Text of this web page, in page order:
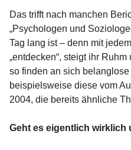
Das trifft nach manchen
„Psychologen und
Tag lang ist – denn mit
„entdecken“, steigt ihr
so finden an sich
beispielsweise diese vom
2004, die bereits ähnliche
Geht es eigentlich wirklich